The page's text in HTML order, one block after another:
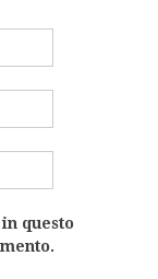
questo